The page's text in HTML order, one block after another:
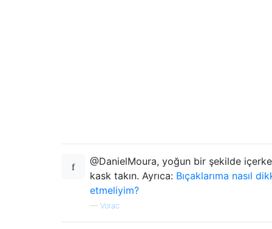
@DanielMoura, yoğun bir şekilde
kask takın. Ayrıca: Bıçaklarıma nasıl
etmeliyim?
— Vorac